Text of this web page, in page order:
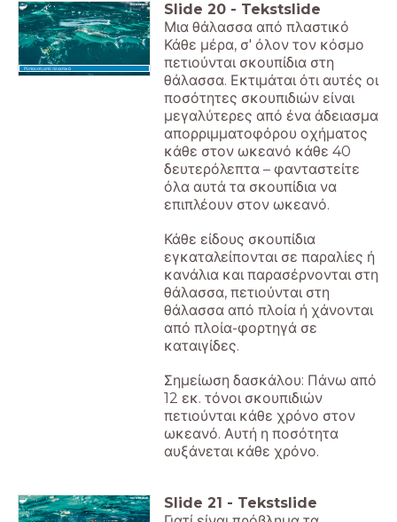
Ρύπανση από πλαστικά
Slide 20 - Tekstslide
Μια θάλασσα από πλαστικό
Κάθε μέρα, σ' όλον τον κόσμο
πετιούνται σκουπίδια στη
θάλασσα. Εκτιμάται ότι αυτές οι
ποσότητες σκουπιδιών είναι
μεγαλύτερες από ένα άδειασμα
απορριμματοφόρου οχήματος
κάθε στον ωκεανό κάθε 40
δευτερόλεπτα – φανταστείτε
όλα αυτά τα σκουπίδια να
επιπλέουν στον ωκεανό.
Κάθε είδους σκουπίδια
εγκαταλείπονται σε παραλίες ή
κανάλια και παρασέρνονται στη
θάλασσα, πετιούνται στη
θάλασσα από πλοία ή χάνονται
από πλοία-φορτηγά σε
καταιγίδες.
Σημείωση δασκάλου: Πάνω από
12 εκ. τόνοι σκουπιδιών
πετιούνται κάθε χρόνο στον
ωκεανό. Αυτή η ποσότητα
αυξάνεται κάθε χρόνο.
Slide 21 - Tekstslide